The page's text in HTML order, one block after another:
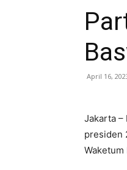
April 16,
Jakarta –
presiden